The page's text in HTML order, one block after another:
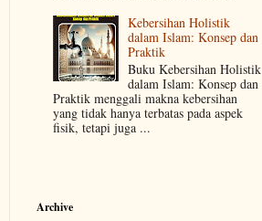
Kebersihan Holistik
dalam Islam: Konsep dan
Praktik
Buku Kebersihan Holistik
dalam Islam: Konsep dan
Praktik menggali makna kebersihan
yang tidak hanya terbatas pada aspek
fisik, tetapi juga ...
Archive